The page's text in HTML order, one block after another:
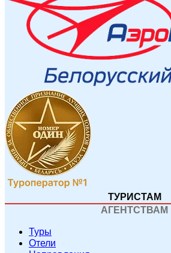
ТУРИСТАМ
АГЕНТСТВАМ
Туры
Отели